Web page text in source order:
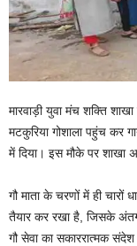
मारवाड़ी युवा मंच शक्ति
मटकुरिया गोशाला पहुंच कर
में दिया। इस मौके पर शाखा
गौ माता के चरणों में ही
तैयार कर रखा है, जिसके
गौ सेवा का सकाररात्मक